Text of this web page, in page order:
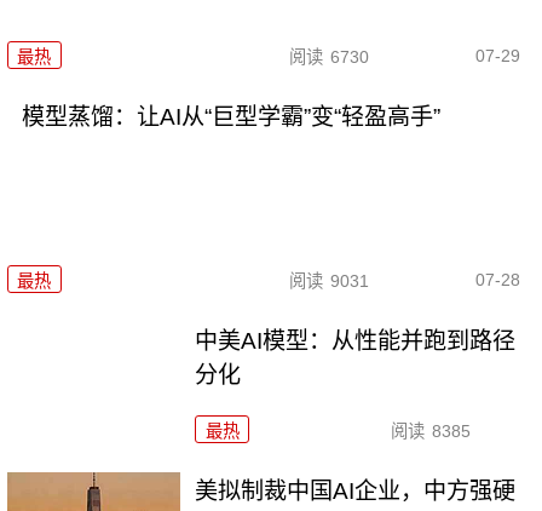
最热 阅读 6730 07-29
模型蒸馏：让AI从“巨型学霸”变“轻盈高手”
最热 阅读 9031 07-28
中美AI模型：从性能并跑到路径
分化
最热 阅读 8385
美拟制裁中国AI企业，中方强硬